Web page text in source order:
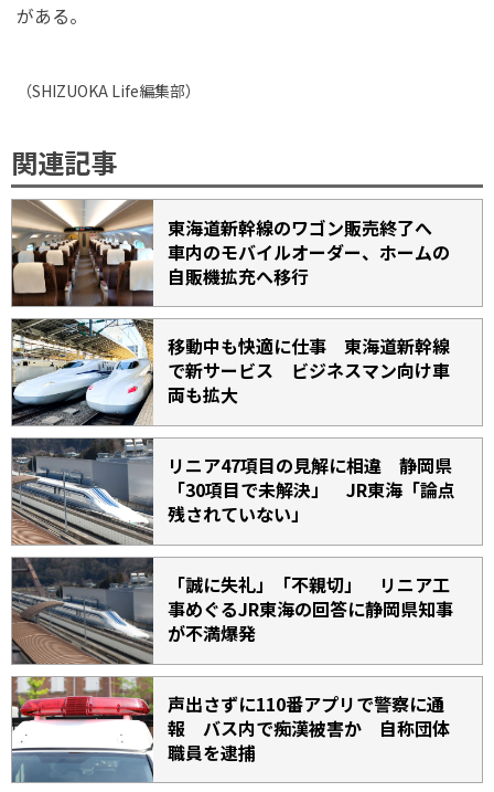
がある。
（SHIZUOKA Life編集部）
関連記事
東海道新幹線のワゴン販売終了へ
車内のモバイルオーダー、ホームの
自販機拡充へ移行
移動中も快適に仕事 東海道新幹線
で新サービス ビジネスマン向け車
両も拡大
リニア47項目の見解に相違 静岡県
「30項目で未解決」 JR東海「論点
残されていない」
「誠に失礼」「不親切」 リニア工
事めぐるJR東海の回答に静岡県知事
が不満爆発
声出さずに110番アプリで警察に通
報 バス内で痴漢被害か 自称団体
職員を逮捕